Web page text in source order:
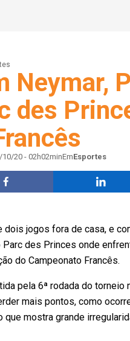
Neymar,
des
10/20 - 02h02minEmEsportes
dois jogos fora de casa, e
Parc des Princes onde
do Campeonato Francês.
pela 6ª rodada do torneio
mais pontos, como
que mostra grande